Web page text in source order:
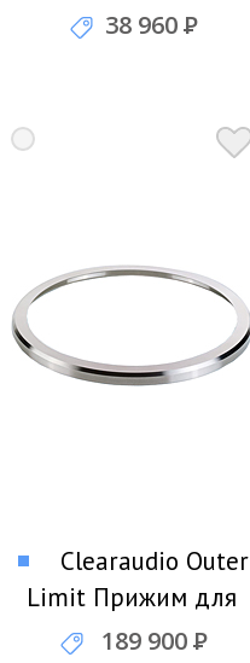
Gauge IEC Шаблон
38 960Р
Clearaudio Outer
Limit Прижим для
виниловых
189 900Р